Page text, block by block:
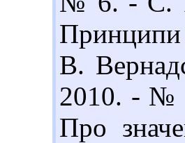
Принципи
В.
2010. - №
Про